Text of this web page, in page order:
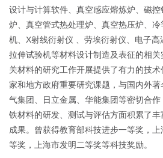
设计与计算软件、真空感应熔炼炉、磁
炉、真空管式热处理炉、真空热压炉、
机、X射线衍射仪 、劳埃衍射仪、电子
拉伸试验机等材料设计制造及表征的相
关材料的研究工作开展提供了有力的技
家和地方政府重要研究课题，与国内外
气集团、日立金属、华能集团等密切合
铁材料的研发、测试与评估方面积累了
成果。曾获得教育部科技进步一等奖，
等奖，上海市发明二等奖等科技奖励。